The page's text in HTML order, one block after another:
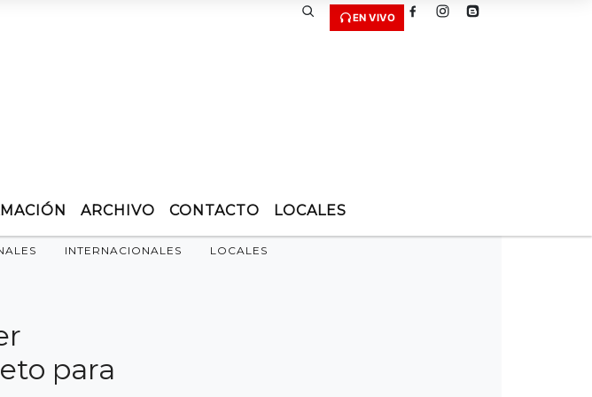
EN VIVO
ARCHIVO CONTACTO LOCALES
INTERNACIONALES LOCALES
para